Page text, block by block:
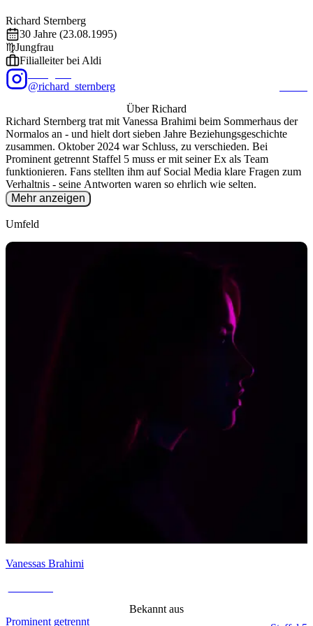
Richard Sternberg
30 Jahre (23.08.1995)
♍Jungfrau
Filialleiter bei Aldi
@richard_sternberg
ÜberRichard
Richard Sternberg trat mit Vanessa Brahimi beim Sommerhaus der
Normalos an - und hielt dort sieben Jahre Beziehungsgeschichte
zusammen. Oktober 2024 war Schluss, zu verschieden. Bei
Prominent getrennt Staffel 5 muss er mit seiner Ex als Team
funktionieren. Fans stellten ihm auf Social Media klare Fragen zum
Verhaltnis - seine Antworten waren so ehrlich wie selten.
Mehr anzeigen
Umfeld
Vanessas Brahimi
Bekannt aus
Prominent getrennt